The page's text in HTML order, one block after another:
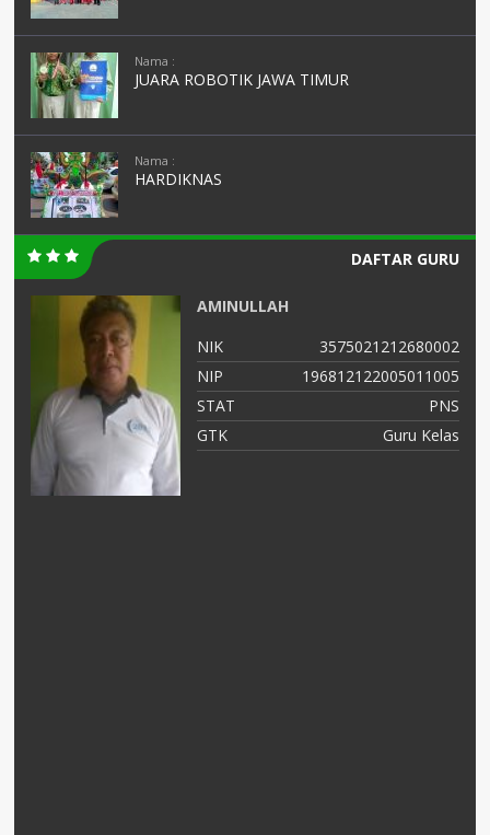
Nama :
JUARA ROBOTIK JAWA TIMUR
Nama :
HARDIKNAS
DAFTAR GURU
AMINULLAH
NIK
3575021212680002
NIP
196812122005011005
STAT
PNS
GTK
Guru Kelas